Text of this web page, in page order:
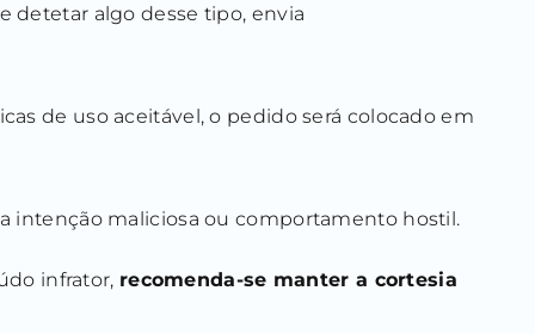
detetar algo desse tipo, envia
de uso aceitável, o pedido será colocado em
intenção maliciosa ou comportamento hostil.
infrator, recomenda-se manter a cortesia